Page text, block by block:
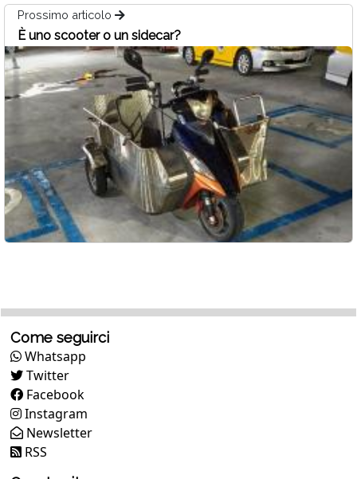
Prossimo articolo
È uno scooter o un sidecar?
Come seguirci
Whatsapp
Twitter
Facebook
Instagram
Newsletter
RSS